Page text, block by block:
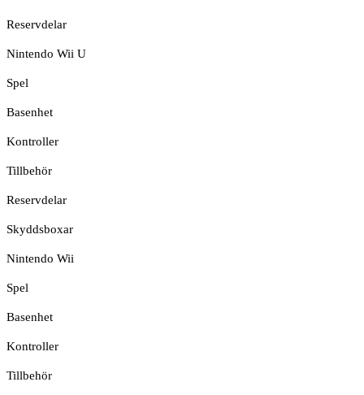
Reservdelar
Nintendo Wii U
Spel
Basenhet
Kontroller
Tillbehör
Reservdelar
Skyddsboxar
Nintendo Wii
Spel
Basenhet
Kontroller
Tillbehör